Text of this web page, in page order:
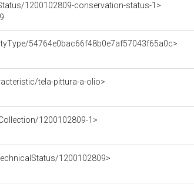
1200102809-conservation-status-1>
54764e0bac66f48b0e7af57043f65a0c>
tela-pittura-a-olio>
1200102809-1>
1200102809>